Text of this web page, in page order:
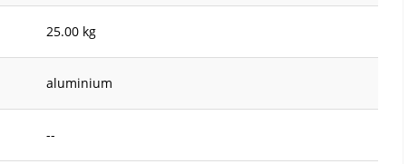
25.00 kg
aluminium
--